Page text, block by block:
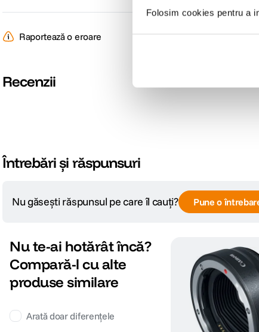
Folosim cookies pentru a
Raportează o eroare
Recenzii
Întrebări și răspunsuri
Nu găsești răspunsul pe care îl cauți? Pune o
Nu te-ai hotărât încă?
Compară-l cu alte
produse similare
Arată doar diferențele